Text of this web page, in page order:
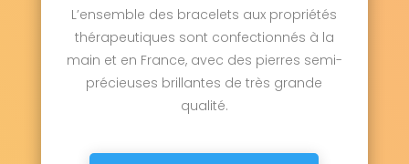
L’ensemble des bracelets aux propriétés
thérapeutiques sont confectionnés à la
main et en France, avec des pierres semi-
précieuses brillantes de très grande
qualité.